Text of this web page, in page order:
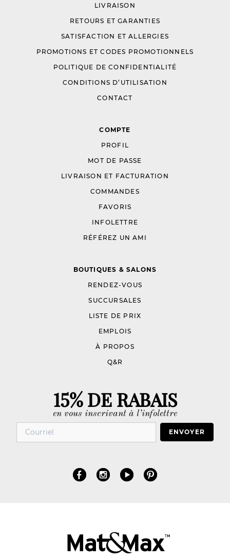
LIVRAISON
RETOURS ET GARANTIES
SATISFACTION ET ALLERGIES
PROMOTIONS ET CODES PROMOTIONNELS
POLITIQUE DE CONFIDENTIALITÉ
CONDITIONS D’UTILISATION
CONTACT
COMPTE
PROFIL
MOT DE PASSE
LIVRAISON ET FACTURATION
COMMANDES
FAVORIS
INFOLETTRE
RÉFÉREZ UN AMI
BOUTIQUES & SALONS
RENDEZ-VOUS
SUCCURSALES
LISTE DE PRIX
EMPLOIS
À PROPOS
Q&R
15% DE RABAIS
en vous inscrivant à l’infolettre
ENVOYER